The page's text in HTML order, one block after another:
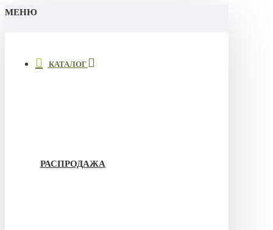
МЕНЮ
КАТАЛОГ
РАСПРОДАЖА